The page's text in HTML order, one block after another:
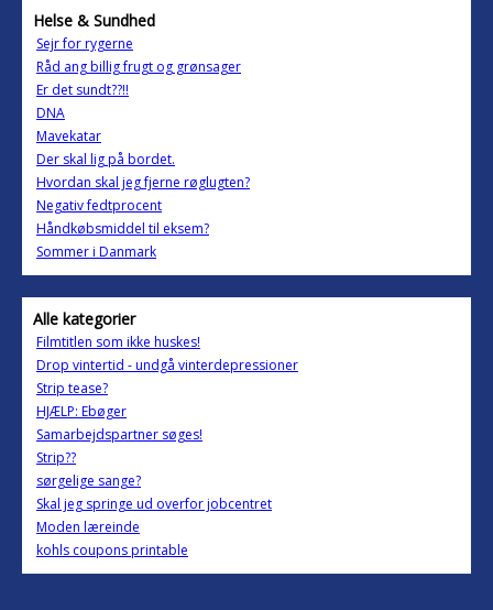
Helse & Sundhed
Sejr for rygerne
Råd ang billig frugt og grønsager
Er det sundt??!!
DNA
Mavekatar
Der skal lig på bordet.
Hvordan skal jeg fjerne røglugten?
Negativ fedtprocent
Håndkøbsmiddel til eksem?
Sommer i Danmark
Alle kategorier
Filmtitlen som ikke huskes!
Drop vintertid - undgå vinterdepressioner
Strip tease?
HJÆLP: Ebøger
Samarbejdspartner søges!
Strip??
sørgelige sange?
Skal jeg springe ud overfor jobcentret
Moden læreinde
kohls coupons printable